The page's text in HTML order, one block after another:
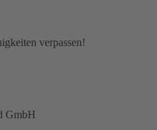
verpassen!
GmbH